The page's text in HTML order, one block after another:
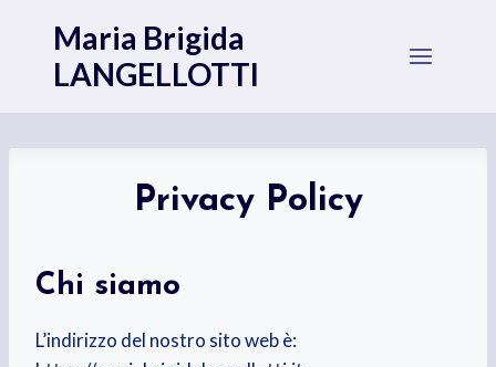
contenuto
Maria Brigida
LANGELLOTTI
Privacy Policy
Chi siamo
L’indirizzo del nostro sito web è: